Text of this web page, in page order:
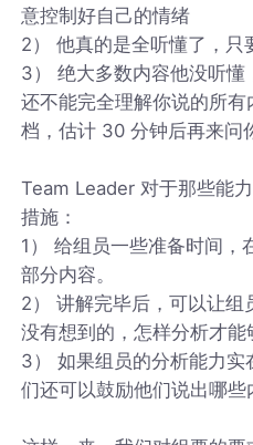
意控制好自己的情绪
2） 他真的是全听懂了，只
3） 绝大多数内容他没听懂
还不能完全理解你说的所
档，估计 30 分钟后再来问
Team Leader 对于那些能
措施：
1） 给组员一些准备时间，
部分内容。
2） 讲解完毕后，可以让
没有想到的，怎样分析才能
3） 如果组员的分析能力
们还可以鼓励他们说出哪些